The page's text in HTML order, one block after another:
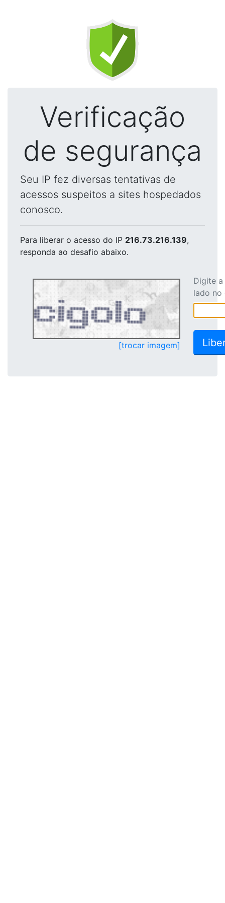
Verificação
de segurança
Seu IP fez diversas tentativas de
acessos suspeitos a sites hospedados
conosco.
Para liberar o acesso do IP 216.73.216.139,
responda ao desafio abaixo.
[trocar imagem]
Digite
lado no